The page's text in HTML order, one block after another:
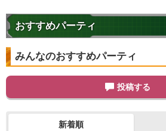
おすすめパーティ
みんなのおすすめパーティ
投稿する
新着順